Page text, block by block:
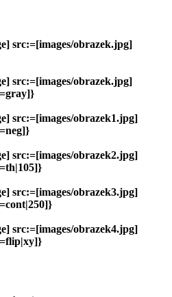
src:=[images/obrazek.jpg]
src:=[images/obrazek.jpg]
src:=[images/obrazek1.jpg]
src:=[images/obrazek2.jpg]
src:=[images/obrazek3.jpg]
src:=[images/obrazek4.jpg]